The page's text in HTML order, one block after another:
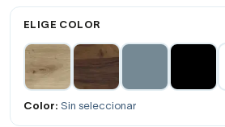
ELIGE COLOR
Color: Sin seleccionar